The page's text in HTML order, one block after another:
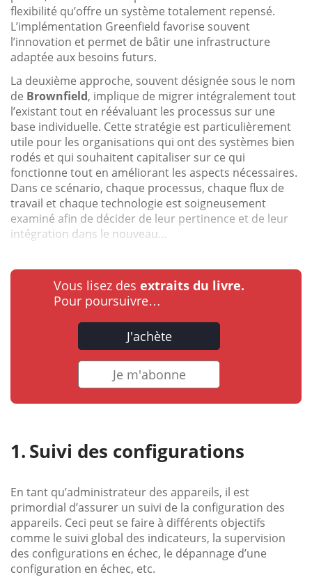
flexibilité qu’offre un système totalement repensé.
L’implémentation Greenfield favorise souvent
l’innovation et permet de bâtir une infrastructure
adaptée aux besoins futurs.
La deuxième approche, souvent désignée sous le nom
de Brownfield, implique de migrer intégralement tout
l’existant tout en réévaluant les processus sur une
base individuelle. Cette stratégie est particulièrement
utile pour les organisations qui ont des systèmes bien
rodés et qui souhaitent capitaliser sur ce qui
fonctionne tout en améliorant les aspects nécessaires.
Dans ce scénario, chaque processus, chaque flux de
travail et chaque technologie est soigneusement
examiné afin de décider de leur pertinence et de leur
intégration dans le nouveau...
Vous lisez des extraits du livre.
Pour poursuivre…
J'achète
Je m'abonne
Suivi des configurations
En tant qu’administrateur des appareils, il est
primordial d’assurer un suivi de la configuration des
appareils. Ceci peut se faire à différents objectifs
comme le suivi global des indicateurs, la supervision
des configurations en échec, le dépannage d’une
configuration en échec, etc.